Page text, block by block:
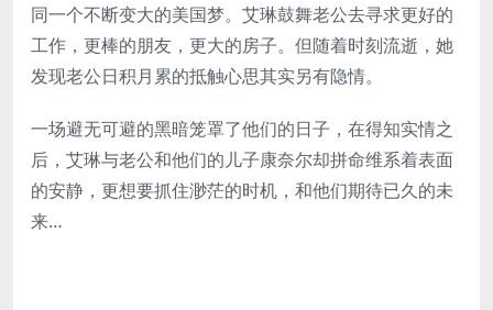
同一个不断变大的美国梦。艾琳鼓舞老公去寻求更好的
工作，更棒的朋友，更大的房子。但随着时刻流逝，她
发现老公日积月累的抵触心思其实另有隐情。
一场避无可避的黑暗笼罩了他们的日子，在得知实情之
后，艾琳与老公和他们的儿子康奈尔却拼命维系着表面
的安静，更想要抓住渺茫的时机，和他们期待已久的未
来…